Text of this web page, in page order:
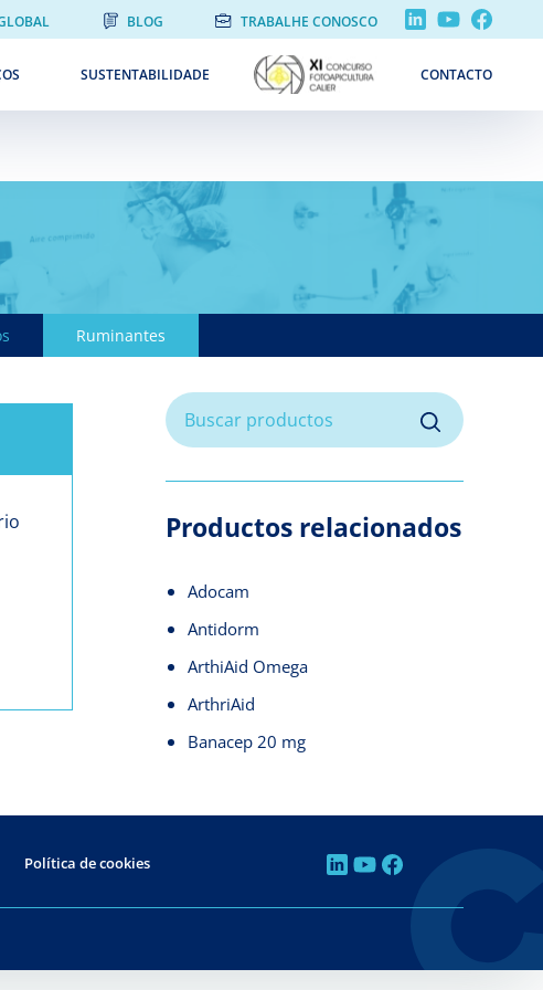
BLOG TRABALHE CONOSCO
SUSTENTABILIDADE CONTACTO
Ruminantes
Productos relacionados
Adocam
Antidorm
ArthiAid Omega
ArthriAid
Banacep 20 mg
Política de cookies